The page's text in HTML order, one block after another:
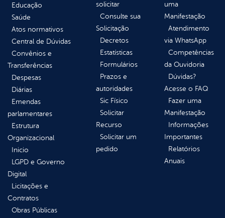
Educação
Saúde
Atos normativos
Central de Dúvidas
Convênios e
Transferências
Despesas
Diárias
Emendas
parlamentares
Estrutura
Organizacional
Inicio
LGPD e Governo
Digital
Licitações e
Contratos
Obras Públicas
solicitar
Consulte sua
Solicitação
Decretos
Estatísticas
Formulários
Prazos e
autoridades
Sic Físico
Solicitar
Recurso
Solicitar um
pedido
uma
Manifestação
Atendimento
via WhatsApp
Competências
da Ouvidoria
Dúvidas?
Acesse o FAQ
Fazer uma
Manifestação
Informações
Importantes
Relatórios
Anuais